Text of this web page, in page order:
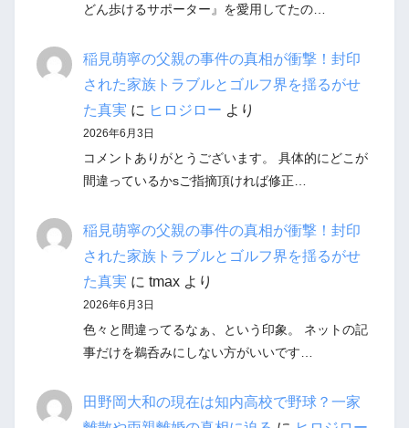
どん歩けるサポーター』を愛用してたの…
稲見萌寧の父親の事件の真相が衝撃！封印
された家族トラブルとゴルフ界を揺るがせ
た真実 に ヒロジロー より
2026年6月3日
コメントありがとうございます。 具体的にどこが
間違っているかsご指摘頂ければ修正…
稲見萌寧の父親の事件の真相が衝撃！封印
された家族トラブルとゴルフ界を揺るがせ
た真実 に tmaxより
2026年6月3日
色々と間違ってるなぁ、という印象。 ネットの記
事だけを鵜呑みにしない方がいいです…
田野岡大和の現在は知内高校で野球？一家